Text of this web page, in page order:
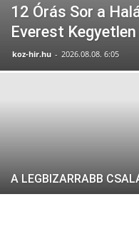
12 Órás Sor a
Everest
koz-hir.hu - 2026.08.08. 6:05
A LEGBIZARRABB